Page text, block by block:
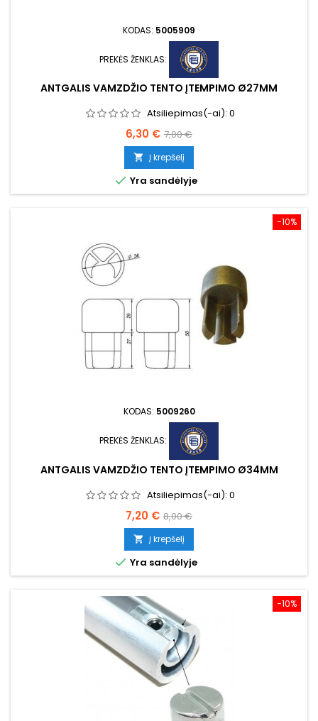
KODAS: 5005909
PREKĖS ŽENKLAS:
ANTGALIS VAMZDŽIO TENTO ĮTEMPIMO Ø27MM
Atsiliepimas(-ai): 0
Kaina
6,30 € Bazinė
kaina
7,00 €
 Į krepšelį
 Yra sandėlyje
−10%
KODAS: 5009260
PREKĖS ŽENKLAS:
ANTGALIS VAMZDŽIO TENTO ĮTEMPIMO Ø34MM
Atsiliepimas(-ai): 0
Kaina
7,20 € Bazinė
kaina
8,00 €
 Į krepšelį
 Yra sandėlyje
−10%